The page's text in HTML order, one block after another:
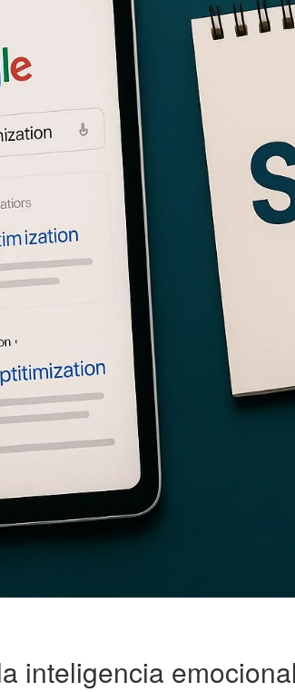
inteligencia